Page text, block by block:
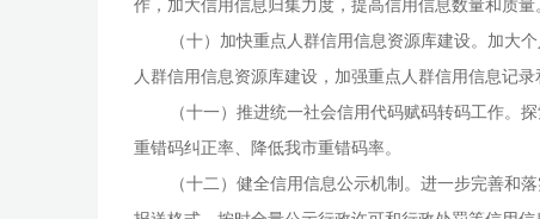
（十）加快重点人群信用信息资源库建设。加
人群信用信息资源库建设，加强重点人群信用信息记录
（十一）推进统一社会信用代码赋码转码工作
重错码纠正率、降低我市重错码率。
（十二）健全信用信息公示机制。进一步完善和